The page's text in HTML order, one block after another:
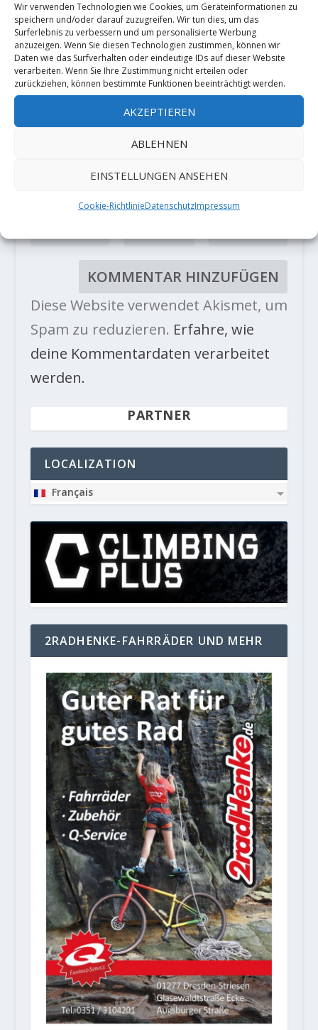
Wir verwenden Technologien wie Cookies, um Geräteinformationen zu
speichern und/oder darauf zuzugreifen. Wir tun dies, um das
Surferlebnis zu verbessern und um personalisierte Werbung
anzuzeigen. Wenn Sie diesen Technologien zustimmen, können wir
Daten wie das Surfverhalten oder eindeutige IDs auf dieser Website
verarbeiten. Wenn Sie Ihre Zustimmung nicht erteilen oder
zurückziehen, können bestimmte Funktionen beeinträchtigt werden.
AKZEPTIEREN
ABLEHNEN
EINSTELLUNGEN ANSEHEN
Cookie-RichtlinieDatenschutzImpressum
Deine E-Mail-Adresse wird nicht
veröffentlicht. Erforderliche Felder
sind mit*markiert
Diese Website verwendet Akismet, um
Spam zu reduzieren. Erfahre, wie
deine Kommentardaten verarbeitet
werden.
PARTNER
LOCALIZATION
Français
2RADHENKE-FAHRRÄDER UND MEHR